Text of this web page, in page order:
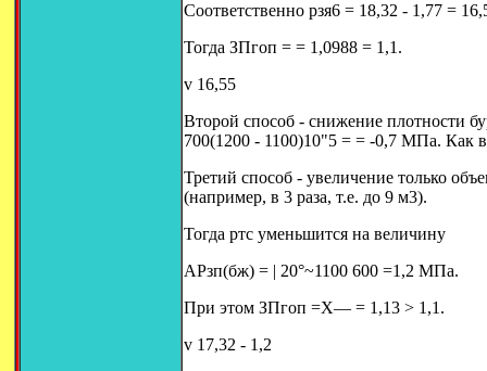
Соответственно рзя6 = 18,32 - 1,77 =
Тогда ЗПгоп = = 1,0988 = 1,1.
v 16,55
Второй способ - снижение плотности
700(1200 - 1100)10"5 = = -0,7 МПа. Как
Третий способ - увеличение только
(например, в 3 раза, т.е. до 9 м3).
Тогда ртс уменьшится на величину
АРзп(бж) = | 20°~1100 600 =1,2 МПа.
При этом ЗПгоп =Х— = 1,13 > 1,1.
v 17,32 - 1,2